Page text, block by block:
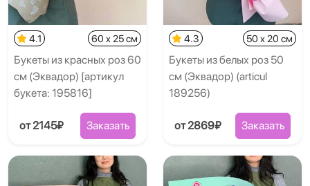
4.1 60 x 25 см
Букеты из красных роз 60
см (Эквадор) [артикул
букета: 195816]
от 2145₽ Заказать
4.3 50 x 20 см
Букеты из белых роз 50
см (Эквадор) (articul
189256)
от 2869₽ Заказать